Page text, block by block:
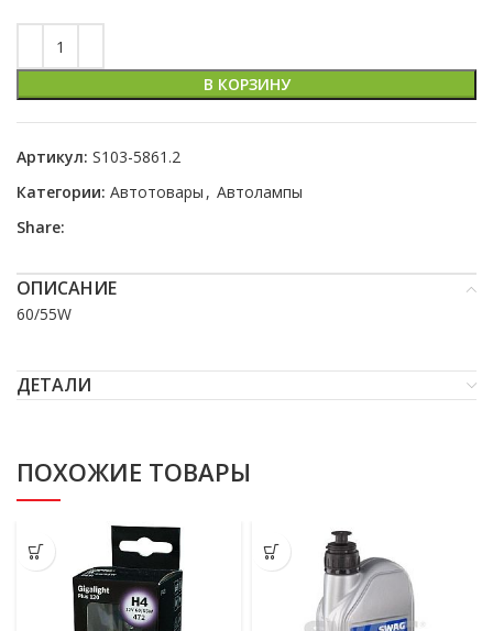
В КОРЗИНУ
Артикул: S103-5861.2
Категории: Автотовары , Автолампы
Share:
ОПИСАНИЕ
60/55W
ДЕТАЛИ
ПОХОЖИЕ ТОВАРЫ